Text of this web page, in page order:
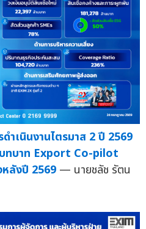
เนินงานไตรมาส 2 ปี 2569
ทบาท Export Co-pilot
ลังปี 2569 — นายชลัช รัตน